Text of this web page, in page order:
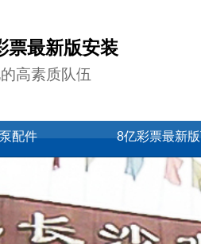
票最新版安装
高素质队伍
配件 8亿彩票最新